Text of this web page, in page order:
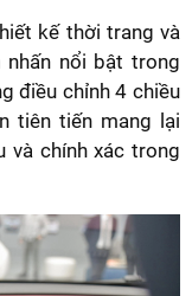
kế thời trang và
nổi bật trong
điều chỉnh 4 chiều
tiên tiến mang lại
và chính xác trong